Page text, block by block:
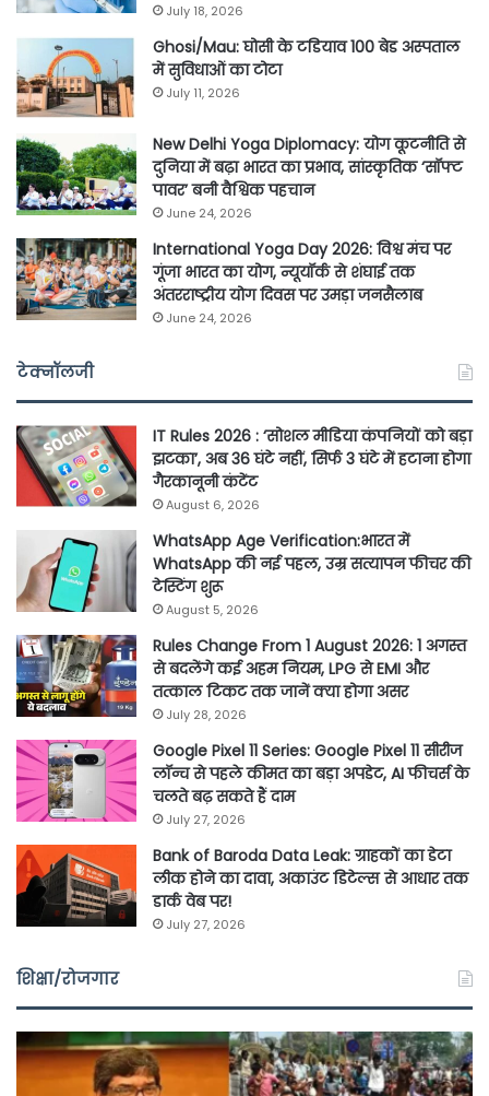
July 18, 2026
Ghosi/Mau: घोसी के टडियाव 100 बेड अस्पताल
में सुविधाओं का टोटा
July 11, 2026
New Delhi Yoga Diplomacy: योग कूटनीति से
दुनिया में बढ़ा भारत का प्रभाव, सांस्कृतिक ‘सॉफ्ट
पावर’ बनी वैश्विक पहचान
June 24, 2026
International Yoga Day 2026: विश्व मंच पर
गूंजा भारत का योग, न्यूयॉर्क से शंघाई तक
अंतरराष्ट्रीय योग दिवस पर उमड़ा जनसैलाब
June 24, 2026
टेक्नॉलजी
IT Rules 2026 : ‘सोशल मीडिया कंपनियों को बड़ा
झटका’, अब 36 घंटे नहीं, सिर्फ 3 घंटे में हटाना होगा
गैरकानूनी कंटेंट
August 6, 2026
WhatsApp Age Verification:भारत में
WhatsApp की नई पहल, उम्र सत्यापन फीचर की
टेस्टिंग शुरू
August 5, 2026
Rules Change From 1 August 2026: 1 अगस्त
से बदलेंगे कई अहम नियम, LPG से EMI और
तत्काल टिकट तक जानें क्या होगा असर
July 28, 2026
Google Pixel 11 Series: Google Pixel 11 सीरीज
लॉन्च से पहले कीमत का बड़ा अपडेट, AI फीचर्स के
चलते बढ़ सकते हैं दाम
July 27, 2026
Bank of Baroda Data Leak: ग्राहकों का डेटा
लीक होने का दावा, अकाउंट डिटेल्स से आधार तक
डार्क वेब पर!
July 27, 2026
शिक्षा/रोजगार